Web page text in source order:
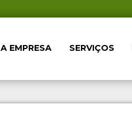
A EMPRESA SERVIÇOS